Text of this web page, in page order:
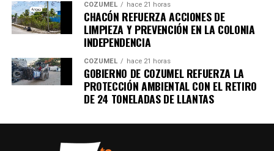
COZUMEL hace 21 horas
CHACÓN REFUERZA ACCIONES DE
LIMPIEZA Y PREVENCIÓN EN LA COLONIA
INDEPENDENCIA
COZUMEL hace 21 horas
GOBIERNO DE COZUMEL REFUERZA LA
PROTECCIÓN AMBIENTAL CON EL RETIRO
DE 24 TONELADAS DE LLANTAS